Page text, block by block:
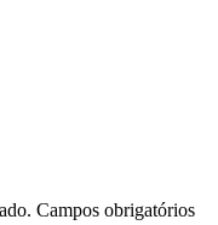
Campos obrigatórios